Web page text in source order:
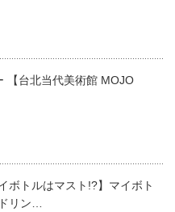
【台北当代美術館 MOJO
ボトルはマスト!?】マイボト
リン…